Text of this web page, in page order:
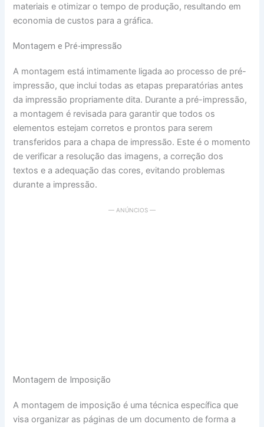
materiais e otimizar o tempo de produção, resultando em
economia de custos para a gráfica.
Montagem e Pré-impressão
A montagem está intimamente ligada ao processo de pré-
impressão, que inclui todas as etapas preparatórias antes
da impressão propriamente dita. Durante a pré-impressão,
a montagem é revisada para garantir que todos os
elementos estejam corretos e prontos para serem
transferidos para a chapa de impressão. Este é o momento
de verificar a resolução das imagens, a correção dos
textos e a adequação das cores, evitando problemas
durante a impressão.
— ANÚNCIOS —
Montagem de Imposição
A montagem de imposição é uma técnica específica que
visa organizar as páginas de um documento de forma a